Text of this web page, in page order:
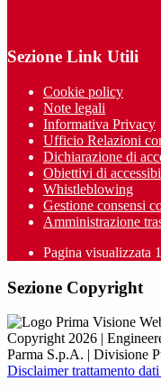
Sezione Link Utili
Cookie policy
Note legali
Informativa Privacy
Ufficio Relazioni
Dichiarazione di
Obiettivi di
Whistleblowing
Gestione consensi
Amministrazione
Pagina visualizzata
Sezione Copyright
Copyright 2026 |
Parma S.p.A. | Divisione
Disclaimer trattamento